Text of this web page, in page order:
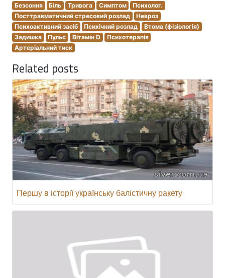
Безсоння
Біль Тривога Симптом
Психолог.
Посттравматичний стресовий розлад
Невроз
Психоактивний засіб
Психічний розлад
Втома (фізіологія)
Задишка
Пульс Вітамін D
Психотерапія
Артеріальний тиск
Related posts
Першу в історії українську балістичну ракету